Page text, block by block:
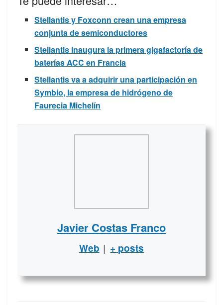
Stellantis y Foxconn crean una empresa
conjunta de semiconductores
Stellantis inaugura la primera gigafactoría de
baterías ACC en Francia
Stellantis va a adquirir una participación en
Symbio, la empresa de hidrógeno de
Faurecia Michelín
Javier Costas Franco
Web | + posts